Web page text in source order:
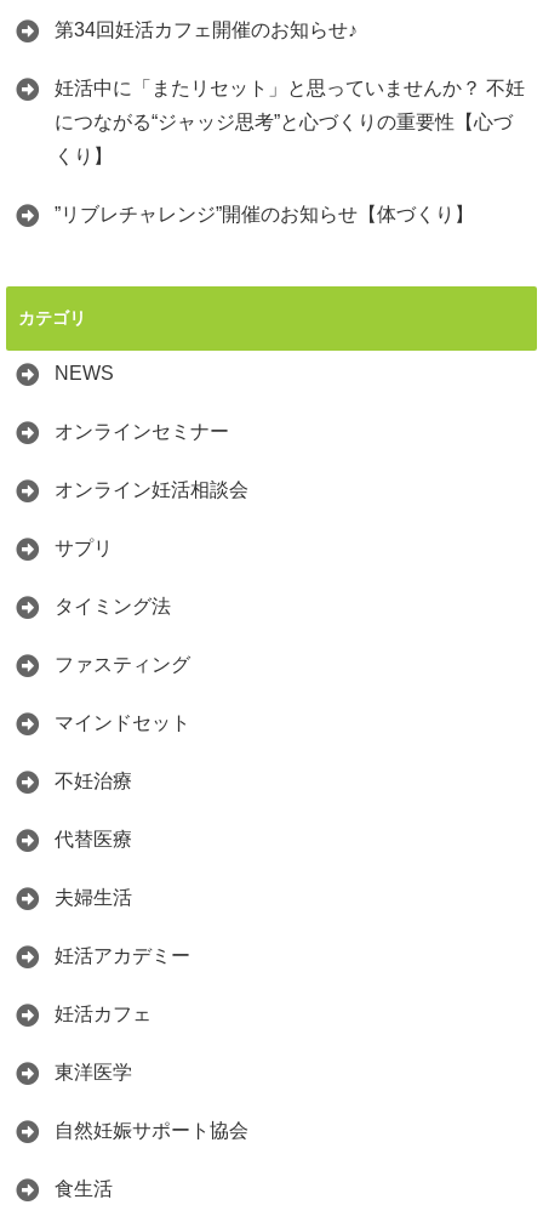
第34回妊活カフェ開催のお知らせ♪
妊活中に「またリセット」と思っていませんか？ 不妊
につながる“ジャッジ思考”と心づくりの重要性【心づ
くり】
”リブレチャレンジ”開催のお知らせ【体づくり】
カテゴリ
NEWS
オンラインセミナー
オンライン妊活相談会
サプリ
タイミング法
ファスティング
マインドセット
不妊治療
代替医療
夫婦生活
妊活アカデミー
妊活カフェ
東洋医学
自然妊娠サポート協会
食生活